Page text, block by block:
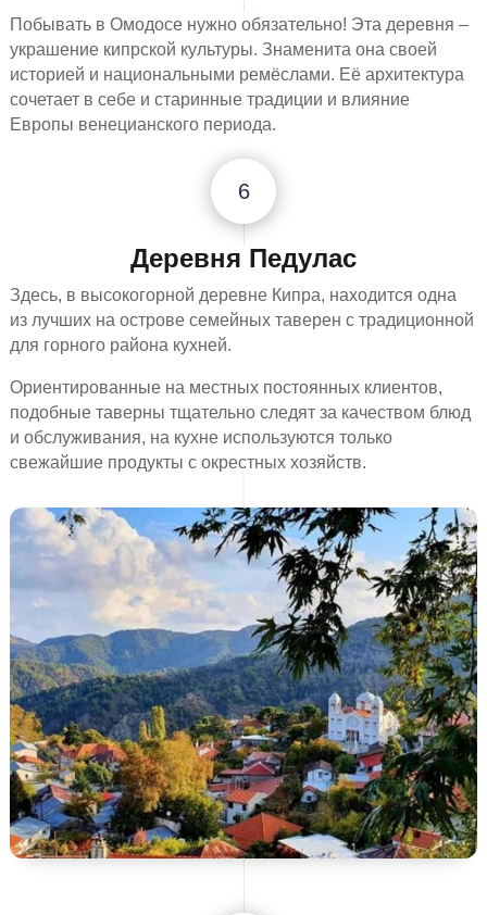
Побывать в Омодосе нужно обязательно! Эта деревня –
украшение кипрской культуры. Знаменита она своей
историей и национальными ремёслами. Её архитектура
сочетает в себе и старинные традиции и влияние
Европы венецианского периода.
6
Деревня Педулас
Здесь, в высокогорной деревне Кипра, находится одна
из лучших на острове семейных таверен с традиционной
для горного района кухней.
Ориентированные на местных постоянных клиентов,
подобные таверны тщательно следят за качеством блюд
и обслуживания, на кухне используются только
свежайшие продукты с окрестных хозяйств.